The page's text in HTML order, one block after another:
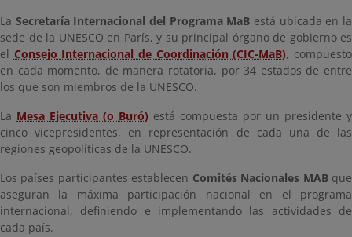
La Secretaría Internacional del Programa MaB está ubicada en la
sede de la UNESCO en París, y su principal órgano de gobierno es
el Consejo Internacional de Coordinación (CIC-MaB), compuesto
en cada momento, de manera rotatoria, por 34 estados de entre
los que son miembros de la UNESCO.
La Mesa Ejecutiva (o Buró) está compuesta por un presidente y
cinco vicepresidentes, en representación de cada una de las
regiones geopolíticas de la UNESCO.
Los países participantes establecen Comités Nacionales MABque
aseguran la máxima participación nacional en el programa
internacional, definiendo e implementando las actividades de
cada país.